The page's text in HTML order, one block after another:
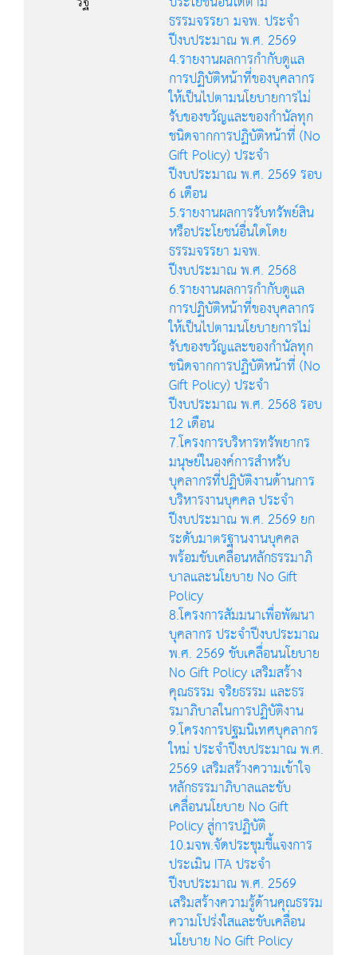
ธรรมจรรยา มจพ. ประจำ
ปีงบประมาณ พ.ศ. 2569
4.รายงานผลการกำกับดูแล
การปฏิบัติหน้าที่ของบุคลากร
ให้เป็นไปตามนโยบายการไม่
รับของขวัญและของกำนัลทุก
ชนิดจากการปฏิบัติหน้าที่ (No
Gift Policy) ประจำ
ปีงบประมาณ พ.ศ. 2569 รอบ
6 เดือน
5.รายงานผลการรับทรัพย์สิน
หรือประโยชน์อื่นใดโดย
ธรรมจรรยา มจพ.
ปีงบประมาณ พ.ศ. 2568
6.รายงานผลการกำกับดูแล
การปฏิบัติหน้าที่ของบุคลากร
ให้เป็นไปตามนโยบายการไม่
รับของขวัญและของกำนัลทุก
ชนิดจากการปฏิบัติหน้าที่ (No
Gift Policy) ประจำ
ปีงบประมาณ พ.ศ. 2568 รอบ
12 เดือน
7.โครงการบริหารทรัพยากร
มนุษย์ในองค์การสำหรับ
บุคลากรที่ปฏิบัติงานด้านการ
บริหารงานบุคคล ประจำ
ปีงบประมาณ พ.ศ. 2569 ยก
ระดับมาตรฐานงานบุคคล
พร้อมขับเคลื่อนหลักธรรมาภิ
บาลและนโยบาย No Gift
Policy
8.โครงการสัมมนาเพื่อพัฒนา
บุคลากร ประจำปีงบประมาณ
พ.ศ. 2569 ขับเคลื่อนนโยบาย
No Gift Policy เสริมสร้าง
คุณธรรม จริยธรรม และธร
รมาภิบาลในการปฏิบัติงาน
9.โครงการปฐมนิเทศบุคลากร
ใหม่ ประจำปีงบประมาณ พ.ศ.
2569 เสริมสร้างความเข้าใจ
หลักธรรมาภิบาลและขับ
เคลื่อนนโยบาย No Gift
Policy สู่การปฏิบัติ
10.มจพ.จัดประชุมชี้แจงการ
ประเมิน ITA ประจำ
ปีงบประมาณ พ.ศ. 2569
เสริมสร้างความรู้ด้านคุณธรรม
ความโปร่งใสและขับเคลื่อน
นโยบาย No Gift Policy